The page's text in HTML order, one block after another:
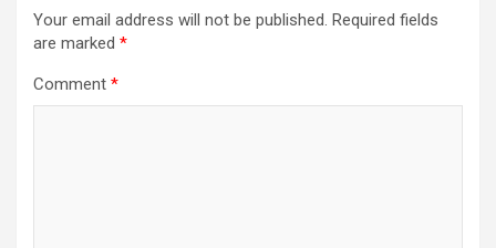
Your email address will not be published. Required fields
are marked *
Comment *